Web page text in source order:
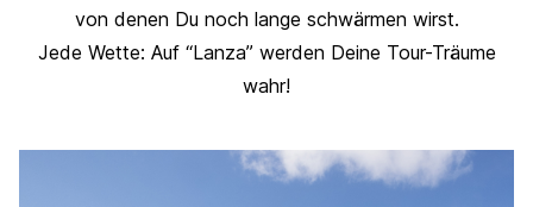
von denen Du noch lange schwärmen wirst.
Jede Wette: Auf “Lanza” werden Deine Tour-Träume
wahr!